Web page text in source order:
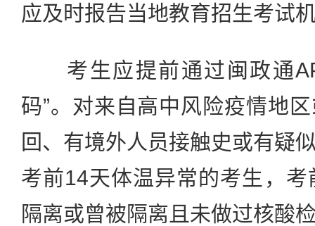
应及时报告当地教育招生考试
考生应提前通过闽政通
码”。对来自高中风险疫情地
回、有境外人员接触史或有疑
考前14天体温异常的考生，
隔离或曾被隔离且未做过核酸